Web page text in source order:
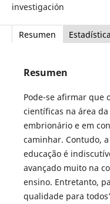
investigación
Resumen
Resumen
Pode-se afirmar que
científicas na área
embrionário e em
caminhar. Contudo,
educação é
avançado muito na
ensino. Entretanto,
qualidade para